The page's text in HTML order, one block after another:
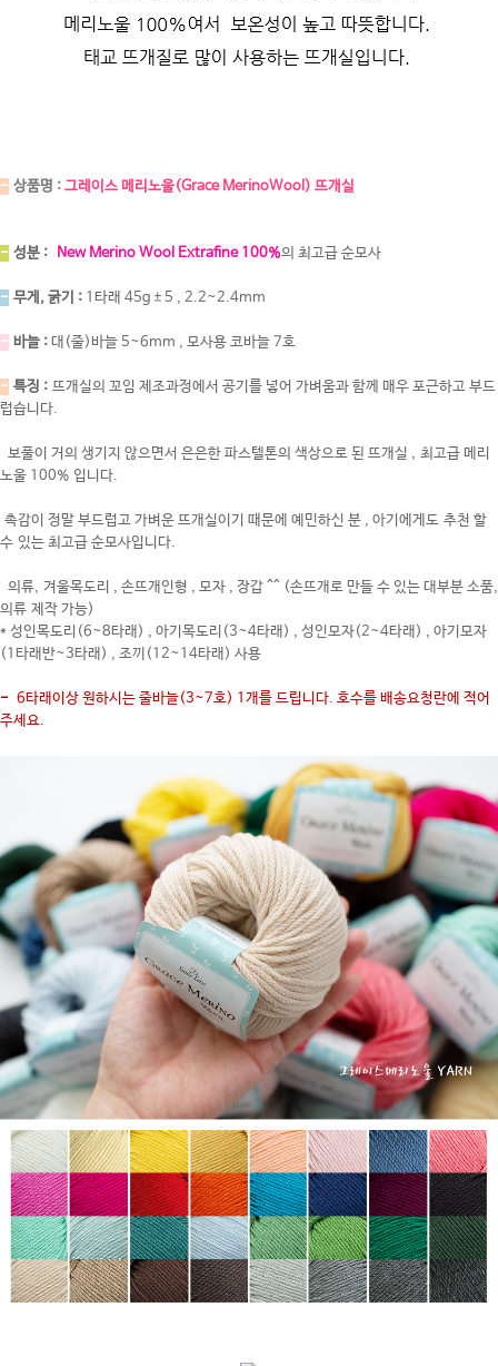
- 상품명 : 그레이스 메리노울(Grace MerinoWool) 뜨개실
- 성분 : New Merino Wool Extrafine 100%의 최고급 순모사
- 무게, 굵기 : 1타래 45g±5 , 2.2~2.4mm
- 바늘 : 대(줄)바늘 5~6mm , 모사용 코바늘 7호
- 특징 : 뜨개실의 꼬임 제조과정에서 공기를 넣어 가벼움과 함께 매우 포근하고 부드
럽습니다.
보풀이 거의 생기지 않으면서 은은한 파스텔톤의 색상으로 된 뜨개실 , 최고급 메리
노울 100% 입니다.
촉감이 정말 부드럽고 가벼운 뜨개실이기 때문에 예민하신 분 , 아기에게도 추천 할
수 있는 최고급 순모사입니다.
의류, 겨울목도리 , 손뜨개인형 , 모자 , 장갑 ^^ (손뜨개로 만들 수 있는 대부분 소품,
의류 제작 가능)
* 성인목도리(6~8타래) , 아기목도리(3~4타래) , 성인모자(2~4타래) , 아기모자
(1타래반~3타래) , 조끼(12~14타래) 사용
- 6타래이상 원하시는 줄바늘(3~7호) 1개를 드립니다. 호수를 배송요청란에 적어
주세요.